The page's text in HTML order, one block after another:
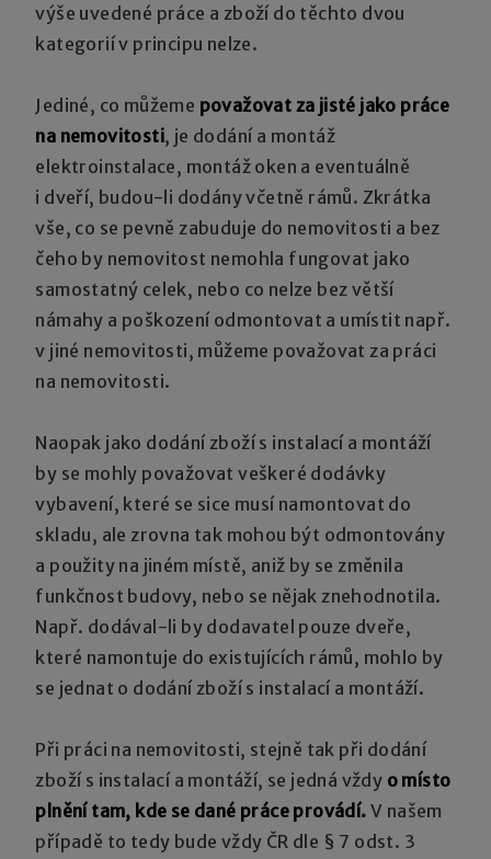
výše uvedené práce a zboží do těchto dvou
kategorií v principu nelze.
Jediné, co můžeme považovat za jisté jako práce
na nemovitosti, je dodání a montáž
elektroinstalace, montáž oken a eventuálně
i dveří, budou-li dodány včetně rámů. Zkrátka
vše, co se pevně zabuduje do nemovitosti a bez
čeho by nemovitost nemohla fungovat jako
samostatný celek, nebo co nelze bez větší
námahy a poškození odmontovat a umístit např.
v jiné nemovitosti, můžeme považovat za práci
na nemovitosti.
Naopak jako dodání zboží s instalací a montáží
by se mohly považovat veškeré dodávky
vybavení, které se sice musí namontovat do
skladu, ale zrovna tak mohou být odmontovány
a použity na jiném místě, aniž by se změnila
funkčnost budovy, nebo se nějak znehodnotila.
Např. dodával-li by dodavatel pouze dveře,
které namontuje do existujících rámů, mohlo by
se jednat o dodání zboží s instalací a montáží.
Při práci na nemovitosti, stejně tak při dodání
zboží s instalací a montáží, se jedná vždy o místo
plnění tam, kde se dané práce provádí. V našem
případě to tedy bude vždy ČR dle § 7 odst. 3